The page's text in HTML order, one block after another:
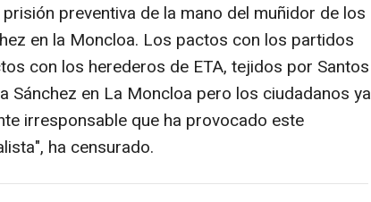
preventiva de la mano del muñidor de los
en la Moncloa. Los pactos con los partidos
con los herederos de ETA, tejidos por Santos
Sánchez en La Moncloa pero los ciudadanos ya
irresponsable que ha provocado este
ha censurado.